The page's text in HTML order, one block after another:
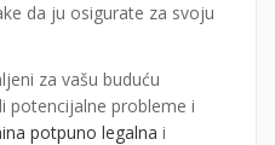
da ju osigurate za svoju
za vašu buduću
potencijalne probleme i
potpuno legalna i